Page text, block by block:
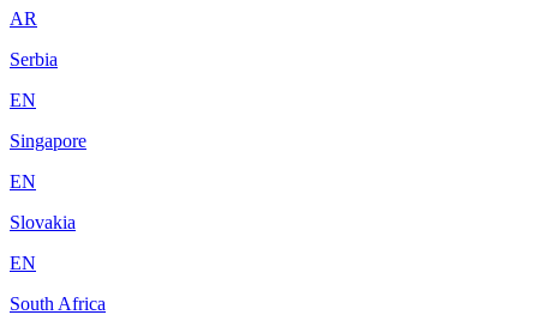
AR
Serbia
EN
Singapore
EN
Slovakia
EN
South Africa